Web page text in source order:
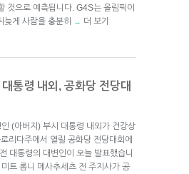
것으로 예측됩니다. G4S는 올림픽이
늦게 사람을 충분히
→ 더 보기
통령 내외, 공화당 전당대
(아버지) 부시 대통령 내외가 건강상
리다주에서 열릴 공화당 전당대회에
대통령의 대변인이 오늘 발표했습니
트 롬니 메사추세츠 전 주지사가 공